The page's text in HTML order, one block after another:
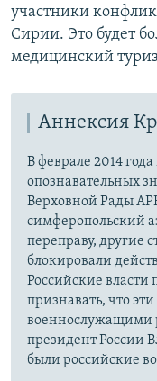
участники
Сирии. Это будет
медицинский
Аннексия
В феврале 2014
опознавательных
Верховной Рады
симферопольский
переправу, другие
блокировали
Российские власти
признавать, что
военнослужащими
президент России
были российские